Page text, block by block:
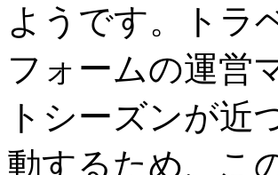
ようです。トラ
フォームの運営
トシーズンが近
動するため、こ